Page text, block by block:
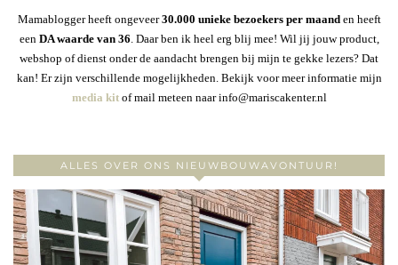
Mamablogger heeft ongeveer30.000 unieke bezoekers per maanden heeft
een DA waarde van 36 . Daar ben ik heel erg blij mee! Wil jij jouw product,
webshop of dienst onder de aandacht brengen bij mijn te gekke lezers? Dat
kan! Er zijn verschillende mogelijkheden. Bekijk voor meer informatie mijn
media kitof mail meteen naar info@mariscakenter.nl
ALLES OVER ONS NIEUWBOUWAVONTUUR!